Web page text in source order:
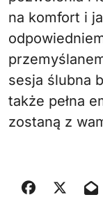
na komfort i
sesja ślubna
także pełna
zostaną z